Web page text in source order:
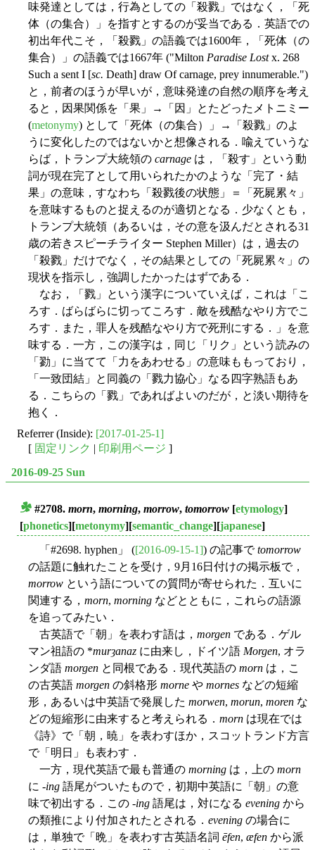
味発達としては，行為としての「殺戮」ではなく，「死
体（の集合）」を指すとするのが妥当である．英語での
初出年代こそ，「殺戮」の語義では1600年，「死体（の
集合）」の語義では1667年 ("Milton Paradise Lostx. 268
Such a sent I [sc. Death] draw Of carnage, prey innumerable.")
と，前者のほうが早いが，意味発達の自然の順序を考え
ると，因果関係を「果」→「因」とたどったメトニミー
(metonymy) として「死体（の集合）」→「殺戮」のよ
うに変化したのではないかと想像される．喩えていうな
らば，トランプ大統領の carnage は，「殺す」という動
詞が現在完了として用いられたかのような「完了・結
果」の意味，すなわち「殺戮後の状態」＝「死屍累々」
を意味するものと捉えるのが適切となる．少なくとも，
トランプ大統領（あるいは，その意を汲んだとされる31
歳の若きスピーチライター Stephen Miller）は，過去の
「殺戮」だけでなく，その結果としての「死屍累々」の
現状を指示し，強調したかったはずである．
なお，「戮」という漢字についていえば，これは「こ
ろす．ばらばらに切ってころす．敵を残酷なやり方でこ
ろす．また，罪人を残酷なやり方で死刑にする．」を意
味する．一方，この漢字は，同じ「リク」という読みの
「勠」に当てて「力をあわせる」の意味ももっており，
「一致団結」と同義の「戮力協心」なる四字熟語もあ
る．こちらの「戮」であればよいのだが，と淡い期待を
抱く．
Referrer (Inside): [2017-01-25-1]
[ 固定リンク | 印刷用ページ ]
2016-09-25 Sun
#2708. morn, morning, morrow, tomorrow [etymology]
[phonetics][metonymy][semantic_change][japanese]
「#2698. hyphen」 ([2016-09-15-1]) の記事でtomorrow
の話題に触れたことを受け，9月16日付けの掲示板で，
morrow という語についての質問が寄せられた．互いに
関連する， morn, morning などとともに，これらの語源
を追ってみたい．
古英語で「朝」を表わす語は， morgen である．ゲル
マン祖語の *murȝanaz に由来し，ドイツ語 Morgen, オラ
ンダ語 morgen と同根である．現代英語の morn は，こ
の古英語 morgen の斜格形 morne や mornes などの短縮
形，あるいは中英語で発展した morwen, morun, moren な
どの短縮形に由来すると考えられる． morn は現在では
《詩》で「朝，暁」を表わすほか，スコットランド方言
で「明日」も表わす．
一方，現代英語で最も普通の morning は，上の morn
に -ing 語尾がついたもので，初期中英語に「朝」の意
味で初出する．この -ing 語尾は，対になる evening から
の類推により付加されたとされる． evening の場合に
は，単独で「晩」を表わす古英語名詞 ēfen, æfen から派